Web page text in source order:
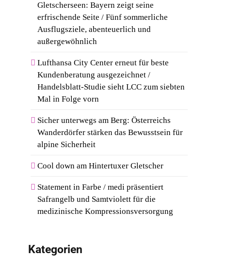
Gletscherseen: Bayern zeigt seine
erfrischende Seite / Fünf sommerliche
Ausflugsziele, abenteuerlich und
außergewöhnlich
Lufthansa City Center erneut für beste
Kundenberatung ausgezeichnet /
Handelsblatt-Studie sieht LCC zum siebten
Mal in Folge vorn
Sicher unterwegs am Berg: Österreichs
Wanderdörfer stärken das Bewusstsein für
alpine Sicherheit
Cool down am Hintertuxer Gletscher
Statement in Farbe / medi präsentiert
Safrangelb und Samtviolett für die
medizinische Kompressionsversorgung
Kategorien